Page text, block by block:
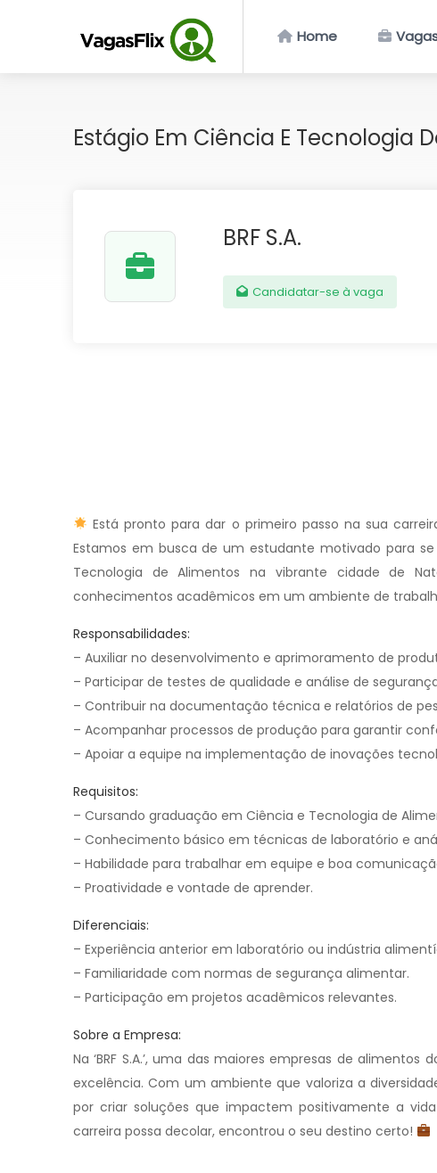
Home
Estágio Em Ciência E Tecnologia
BRF S.A.
Candidatar-se à vaga
Está pronto para dar o primeiro passo na sua
Estamos em busca de um estudante motivado para
Tecnologia de Alimentos na vibrante cidade de
conhecimentos acadêmicos em um ambiente de
Responsabilidades:
– Auxiliar no desenvolvimento e aprimoramento de
– Participar de testes de qualidade e análise de
– Contribuir na documentação técnica e relatórios de
– Acompanhar processos de produção para garantir
– Apoiar a equipe na implementação de inovações
Requisitos:
– Cursando graduação em Ciência e Tecnologia de
– Conhecimento básico em técnicas de laboratório e
– Habilidade para trabalhar em equipe e boa
– Proatividade e vontade de aprender.
Diferenciais:
– Experiência anterior em laboratório ou indústria
– Familiaridade com normas de segurança alimentar.
– Participação em projetos acadêmicos relevantes.
Sobre a Empresa:
Na ‘BRF S.A.’, uma das maiores empresas de
excelência. Com um ambiente que valoriza a
por criar soluções que impactem positivamente a
carreira possa decolar, encontrou o seu destino certo!